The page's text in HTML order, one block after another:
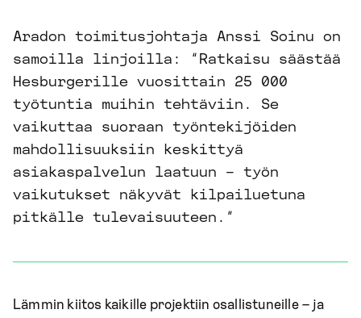
Aradon toimitusjohtaja Anssi Soinu on
samoilla linjoilla: “Ratkaisu säästää
Hesburgerille vuosittain 25 000
työtuntia muihin tehtäviin. Se
vaikuttaa suoraan työntekijöiden
mahdollisuuksiin keskittyä
asiakaspalvelun laatuun – työn
vaikutukset näkyvät kilpailuetuna
pitkälle tulevaisuuteen.”
Lämmin kiitos kaikille projektiin osallistuneille – ja